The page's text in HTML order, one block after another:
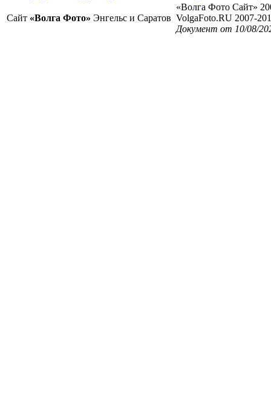
Сайт «Волга Фото» Энгельс и Саратов
«Волга Фото Сайт»
VolgaFoto.RU 2007-
Документ от 10/08/